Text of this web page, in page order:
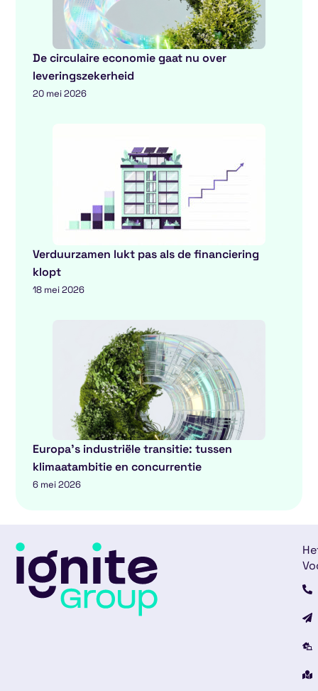
De circulaire economie gaat nu over
leveringszekerheid
20 mei 2026
Verduurzamen lukt pas als de financiering
klopt
18 mei 2026
Europa’s industriële transitie: tussen
klimaatambitie en concurrentie
6 mei 2026